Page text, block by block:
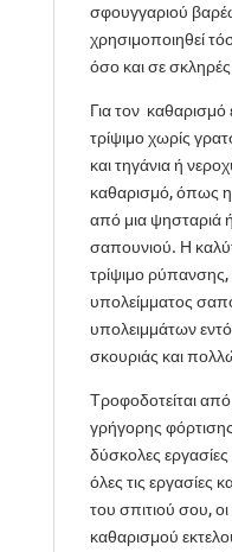
σφουγγαριού
χρησιμοποιηθεί
όσο και σε σκληρές
Για τον
τρίψιμο χωρίς
και τηγάνια ή
καθαρισμό, όπως
από μια ψησταριά
σαπουνιού. Η
τρίψιμο
υπολείμματος
υπολειμμάτων
σκουριάς και
Τροφοδοτείται
γρήγορης
δύσκολες
όλες τις εργασίες
του σπιτιού σου, οι
καθαρισμού